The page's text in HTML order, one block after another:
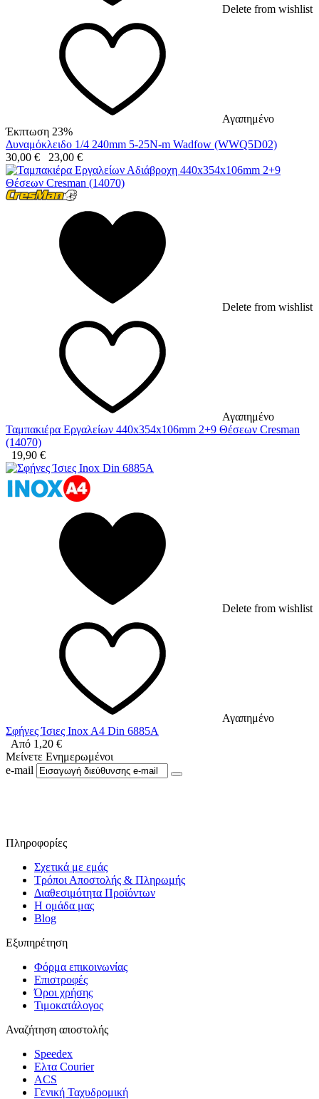
Delete from wishlist
Αγαπημένο
Έκπτωση 23%
Δυναμόκλειδο 1/4 240mm 5-25N-m Wadfow (WWQ5D02)
30,00 € 23,00 €
Delete from wishlist
Αγαπημένο
Ταμπακιέρα Εργαλείων 440x354x106mm 2+9 Θέσεων Cresman
(14070)
19,90 €
Delete from wishlist
Αγαπημένο
Σφήνες Ίσιες Inox A4 Din 6885A
Από 1,20 €
Μείνετε Ενημερωμένοι
e-mail
Πληροφορίες
Σχετικά με εμάς
Τρόποι Αποστολής & Πληρωμής
Διαθεσιμότητα Προϊόντων
Η ομάδα μας
Blog
Εξυπηρέτηση
Φόρμα επικοινωνίας
Επιστροφές
Όροι χρήσης
Τιμοκατάλογος
Αναζήτηση αποστολής
Speedex
Ελτα Courier
ACS
Γενική Ταχυδρομική